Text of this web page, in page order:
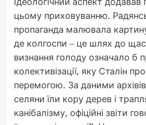
цьому приховуванню.
пропаганда малювала
де колгоспи – це шлях до
визнання голоду означало б
колективізації, яку Сталін
перемогою. За даними
селяни їли кору дерев і
канібалізму, офіційні звіти